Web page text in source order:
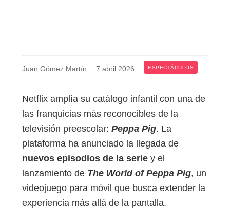
Juan Gómez Martín. 7 abril 2026. ESPECTÁCULOS
Netflix amplía su catálogo infantil con una de
las franquicias más reconocibles de la
televisión preescolar: Peppa Pig. La
plataforma ha anunciado la llegada de
nuevos episodios de la serie y el
lanzamiento de The World of Peppa Pig, un
videojuego para móvil que busca extender la
experiencia más allá de la pantalla.